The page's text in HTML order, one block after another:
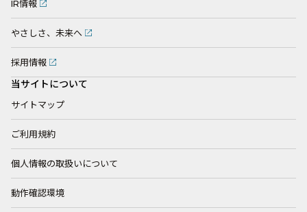
IR情報
やさしさ、未来へ
採用情報
当サイトについて
サイトマップ
ご利用規約
個人情報の取扱いについて
動作確認環境